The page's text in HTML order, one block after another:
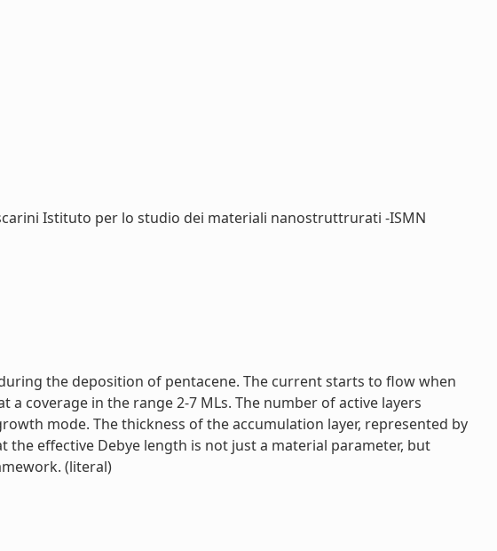
Istituto per lo studio dei materiali nanostruttrurati -ISMN
the deposition of pentacene. The current starts to flow when
coverage in the range 2-7 MLs. The number of active layers
mode. The thickness of the accumulation layer, represented by
effective Debye length is not just a material parameter, but
(literal)